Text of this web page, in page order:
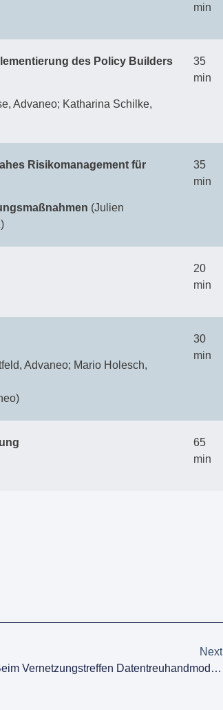
min
des Policy Builders
Advaneo; Katharina Schilke,
35
min
Risikomanagement für
(Julien
35
min
20
min
Advaneo; Mario Holesch,
30
min
65
min
Next
ScaleTrust Beim Vernetzungstreffen Datentreuhandmodelle 2026 In Dresden Vorgestellt